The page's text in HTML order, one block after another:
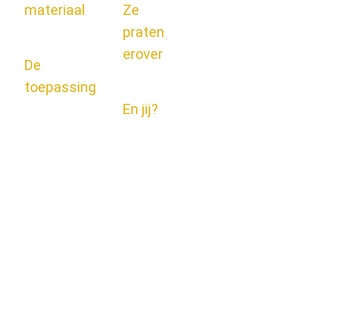
materiaal
De
toepassing
Ze
praten
erover
En jij?